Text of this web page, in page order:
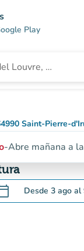
Play
Saint-Pierre-
(abrir en Google
(nueva pestaña)
-Abre mañana a
Desde 3 ago al
Abra el calendario